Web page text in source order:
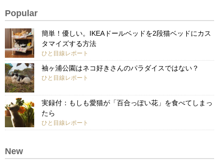
Popular
簡単！優しい。IKEAドールベッドを2段猫ベッドにカス
タマイズする方法
ひと目線レポート
袖ヶ浦公園はネコ好きさんのパラダイスではない？
ひと目線レポート
実録付：もしも愛猫が「百合っぽい花」を食べてしまっ
たら
ひと目線レポート
New